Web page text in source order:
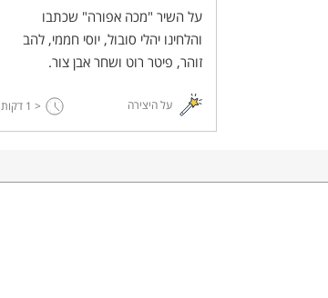
על השיר "מכה אפורה" שכתבו
והלחינו יהלי סובול, יוסי חממי, להב
זוהר, פיטר רוט ושחר אבן צור.
על היצירה < 1 דקות